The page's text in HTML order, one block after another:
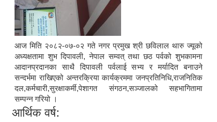
आज मिति २०८२-०७-०२ गते नगर प्रमुख श्री छविलाल थारु ज्यूको
अध्यक्षतामा शुभ दिपावली, नेपाल सम्वत् तथा छठ पर्वको शुभकामना
आदानप्रदानका साथै दिपावली पर्वलाई सभ्य र मर्यादित बनाउने
सन्दर्भमा राखिएको अन्तरक्रिया कार्यक्रममा जनप्रतिनिधि,राजनितिक
दल,कर्मचारी,सुरक्षाकर्मी,पेशागत संगठन,सञ्जालको सहभागितामा
सम्पन्न गरियो ।
आर्थिक वर्ष: